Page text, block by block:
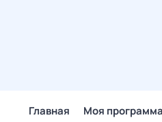
Главная Моя программа